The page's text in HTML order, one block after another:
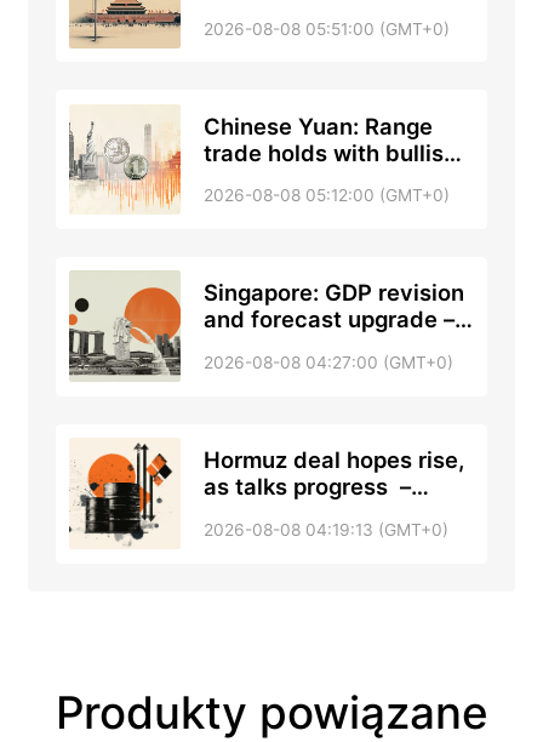
2026-08-08 05:51:00 (GMT+0)
Chinese Yuan: Range
trade holds with bullish
UOB
2026-08-08 05:12:00 (GMT+0)
Singapore: GDP revision
and forecast upgrade –
2026-08-08 04:27:00 (GMT+0)
Hormuz deal hopes rise,
as talks progress –
2026-08-08 04:19:13 (GMT+0)
Produkty powiązane